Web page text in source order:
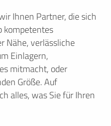
Ihnen Partner, die sich
kompetentes
Nähe, verlässliche
Einlagern,
mitmacht, oder
Größe. Auf
alles, was Sie für Ihren